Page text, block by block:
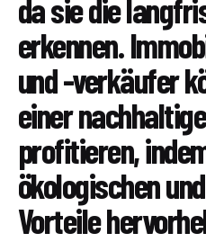
da sie die
erkennen.
und -verkäufer
einer
profitieren,
ökologischen
Vorteile